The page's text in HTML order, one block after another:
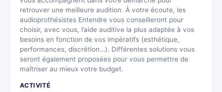
retrouver une meilleure audition. À votre écoute, les
audioprothésistes Entendre vous conseilleront pour
choisir, avec vous, l’aide auditive la plus adaptée à vos
besoins en fonction de vos impératifs (esthétique,
performances, discrétion…). Différentes solutions vous
seront également proposées pour vous permettre de
maîtriser au mieux votre budget.
ACTIVITÉ